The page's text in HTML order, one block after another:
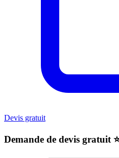
Devis gratuit
Demande de devis gratuit